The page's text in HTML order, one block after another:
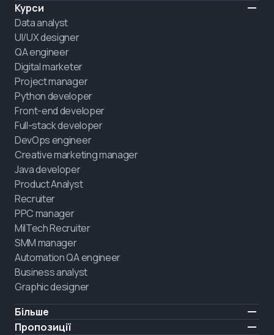
Курси
Data analyst
UI/UX designer
QA engineer
Digital marketer
Project manager
Python developer
Front-end developer
Full-stack developer
DevOps engineer
Creative marketing manager
Java developer
Product Analyst
Recruiter
PPC manager
MilTech Recruiter
SMM manager
Automation QA engineer
Business analyst
Graphic designer
Більше
Ціни
Пропозиції